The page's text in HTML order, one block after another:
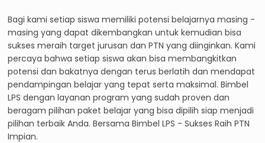
Bagi kami setiap siswa memiliki potensi belajarnya masing -
masing yang dapat dikembangkan untuk kemudian bisa
sukses meraih target jurusan dan PTN yang diinginkan. Kami
percaya bahwa setiap siswa akan bisa membangkitkan
potensi dan bakatnya dengan terus berlatih dan mendapat
pendampingan belajar yang tepat serta maksimal. Bimbel
LPS dengan layanan program yang sudah proven dan
beragam pilihan paket belajar yang bisa dipilih siap menjadi
pilihan terbaik Anda. Bersama Bimbel LPS - Sukses Raih PTN
Impian.